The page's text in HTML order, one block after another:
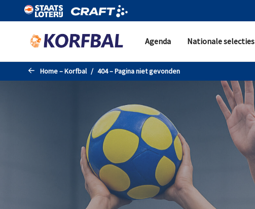
Naar de hoofdinhoud gaan
Agenda Nationale selecties
Home – Korfbal 404 – Pagina niet gevonden